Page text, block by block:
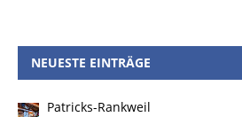
NEUESTE EINTRÄGE
Patricks-Rankweil